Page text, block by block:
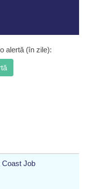
alertă (în zile):
Coast Job